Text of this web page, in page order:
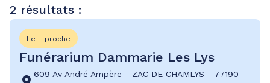
2 résultats :
Le + proche
Funérarium Dammarie Les Lys
609 Av André Ampère - ZAC DE CHAMLYS - 77190